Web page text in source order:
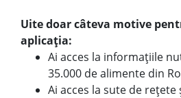
Uite doar câteva motive
aplicația:
Ai acces la informațiile
35.000 de alimente din
Ai acces la sute de rețete